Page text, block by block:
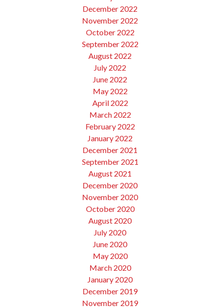
December 2022
November 2022
October 2022
September 2022
August 2022
July 2022
June 2022
May 2022
April 2022
March 2022
February 2022
January 2022
December 2021
September 2021
August 2021
December 2020
November 2020
October 2020
August 2020
July 2020
June 2020
May 2020
March 2020
January 2020
December 2019
November 2019